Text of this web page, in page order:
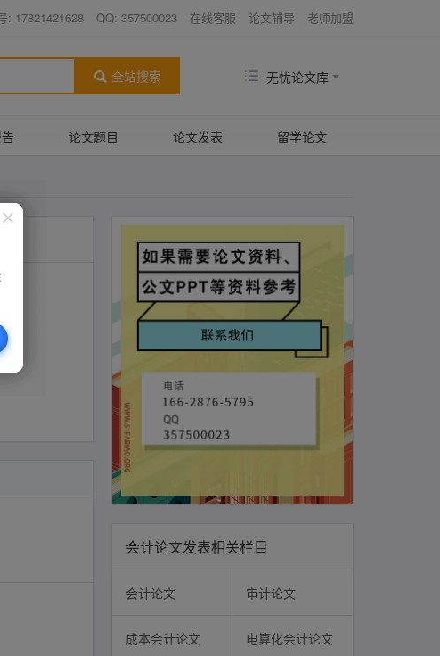
: 17821421628 QQ: 357500023 在线客服 论文辅导 老师加盟
无忧论文库
全站搜索
论文题目 论文发表 留学论文
会计论文发表相关栏目
会计论文 审计论文
成本会计论文 电算化会计论文